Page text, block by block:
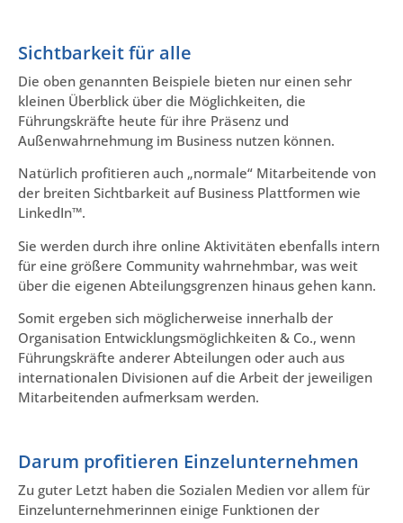
Sichtbarkeit für alle
Die oben genannten Beispiele bieten nur einen sehr
kleinen Überblick über die Möglichkeiten, die
Führungskräfte heute für ihre Präsenz und
Außenwahrnehmung im Business nutzen können.
Natürlich profitieren auch „normale“ Mitarbeitende von
der breiten Sichtbarkeit auf Business Plattformen wie
LinkedIn™.
Sie werden durch ihre online Aktivitäten ebenfalls intern
für eine größere Community wahrnehmbar, was weit
über die eigenen Abteilungsgrenzen hinaus gehen kann.
Somit ergeben sich möglicherweise innerhalb der
Organisation Entwicklungsmöglichkeiten & Co., wenn
Führungskräfte anderer Abteilungen oder auch aus
internationalen Divisionen auf die Arbeit der jeweiligen
Mitarbeitenden aufmerksam werden.
Darum profitieren Einzelunternehmen
Zu guter Letzt haben die Sozialen Medien vor allem für
Einzelunternehmerinnen einige Funktionen der